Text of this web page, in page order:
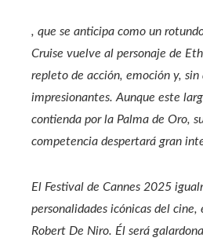
, que se anticipa como un
Cruise vuelve al personaje de
repleto de acción, emoción y, sin
impresionantes. Aunque este
contienda por la Palma de Oro,
competencia despertará gran
El Festival de Cannes 2025
personalidades icónicas del
Robert De Niro. Él será